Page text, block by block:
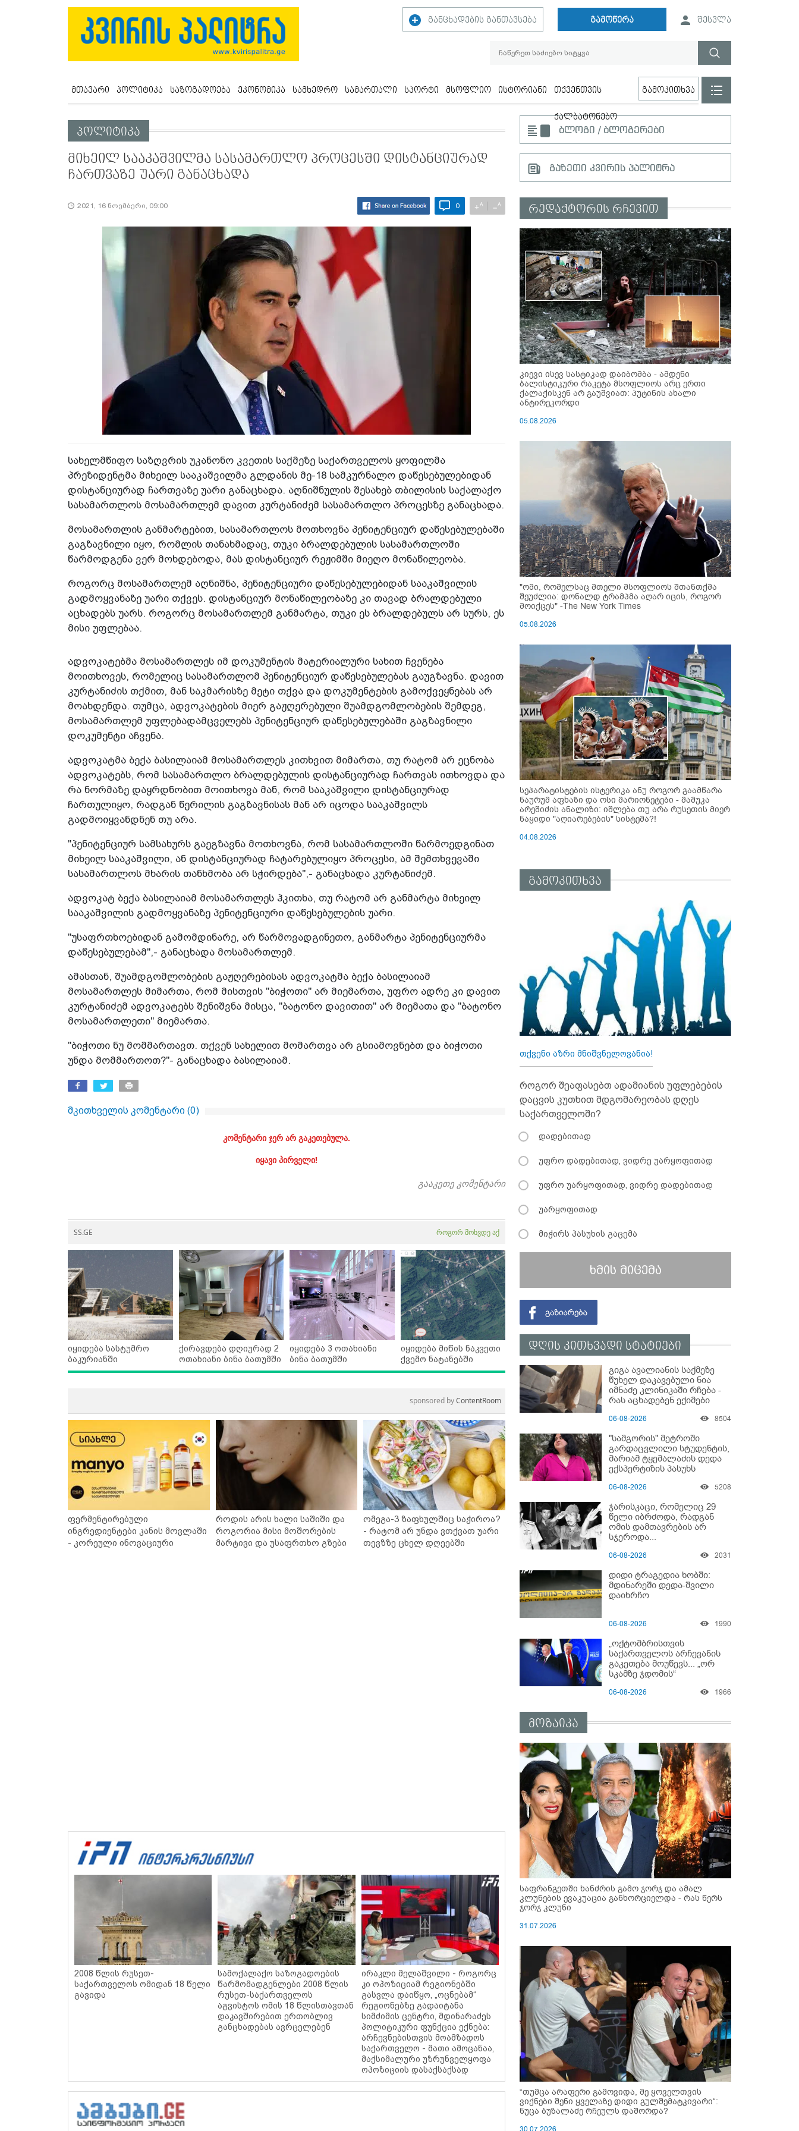
განცხადების განთავსება გამოწერა შესვლა
მთავარი პოლიტიკა საზოგადოება ეკონომიკა სამხედრო სამართალი სპორტი მსოფლიო ისტორიანი თქვენთვის
ქალბატონებო
გამოკითხვა
პოლიტიკა
მიხეილ სააკაშვილმა სასამართლო პროცესში დისტანციურად
ჩართვაზე უარი განაცხადა
2021, 16 ნოემბერი, 09:00 0 +A −A
სახელმწიფო საზღვრის უკანონო კვეთის საქმეზე საქართველოს ყოფილმა
პრეზიდენტმა მიხეილ სააკაშვილმა გლდანის მე-18 სამკურნალო დაწესებულებიდან
დისტანციურად ჩართვაზე უარი განაცხადა. აღნიშნულის შესახებ თბილისის საქალაქო
სასამართლოს მოსამართლემ დავით კურტანიძემ სასამართლო პროცესზე განაცხადა.
მოსამართლის განმარტებით, სასამართლოს მოთხოვნა პენიტენციურ დაწესებულებაში
გაგზავნილი იყო, რომლის თანახმადაც, თუკი ბრალდებულის სასამართლოში
წარმოდგენა ვერ მოხდებოდა, მას დისტანციურ რეჟიმში მიეღო მონაწილეობა.
როგორც მოსამართლემ აღნიშნა, პენიტენციური დაწესებულებიდან სააკაშვილის
გადმოყვანაზე უარი თქვეს. დისტანციურ მონაწილეობაზე კი თავად ბრალდებული
აცხადებს უარს. როგორც მოსამართლემ განმარტა, თუკი ეს ბრალდებულს არ სურს, ეს
მისი უფლებაა.
ადვოკატებმა მოსამართლეს იმ დოკუმენტის მატერიალური სახით ჩვენება
მოითხოვეს, რომელიც სასამართლომ პენიტენციურ დაწესებულებას გაუგზავნა. დავით
კურტანიძის თქმით, მან საკმარისზე მეტი თქვა და დოკუმენტების გამოქვეყნებას არ
მოახდენდა. თუმცა, ადვოკატების მიერ გაჟღერებული შუამდგომლობების შემდეგ,
მოსამართლემ უფლებადამცველებს პენიტენციურ დაწესებულებაში გაგზავნილი
დოკუმენტი აჩვენა.
ადვოკატმა ბექა ბასილაიამ მოსამართლეს კითხვით მიმართა, თუ რატომ არ ეცნობა
ადვოკატებს, რომ სასამართლო ბრალდებულის დისტანციურად ჩართვას ითხოვდა და
რა ნორმაზე დაყრდნობით მოითხოვა მან, რომ სააკაშვილი დისტანციურად
ჩართულიყო, რადგან წერილის გაგზავნისას მან არ იცოდა სააკაშვილს
გადმოიყვანდნენ თუ არა.
"პენიტენციურ სამსახურს გაეგზავნა მოთხოვნა, რომ სასამართლოში წარმოედგინათ
მიხეილ სააკაშვილი, ან დისტანციურად ჩატარებულიყო პროცესი, ამ შემთხვევაში
სასამართლოს მხარის თანხმობა არ სჭირდება",- განაცხადა კურტანიძემ.
ადვოკატ ბექა ბასილაიამ მოსამართლეს ჰკითხა, თუ რატომ არ განმარტა მიხეილ
სააკაშვილის გადმოყვანაზე პენიტენციური დაწესებულების უარი.
"უსაფრთხოებიდან გამომდინარე, არ წარმოვადგინეთო, განმარტა პენიტენციურმა
დაწესებულებამ",- განაცხადა მოსამართლემ.
ამასთან, შუამდგომლობების გაჟღერებისას ადვოკატმა ბექა ბასილაიამ
მოსამართლეს მიმართა, რომ მისთვის "ბიჭოთი" არ მიემართა, უფრო ადრე კი დავით
კურტანიძემ ადვოკატებს შენიშვნა მისცა, "ბატონო დავითით" არ მიემათა და "ბატონო
მოსამართლეთი" მიემართა.
"ბიჭოთი ნუ მომმართავთ. თქვენ სახელით მომართვა არ გსიამოვნებთ და ბიჭოთი
უნდა მომმართოთ?"- განაცხადა ბასილაიამ.
მკითხველის კომენტარი (0)
კომენტარი ჯერ არ გაკეთებულა.
იყავი პირველი!
გააკეთე კომენტარი
SS.GE როგორ მოხვდე აქ
იყიდება სასტუმრო
ბაკურიანში
ქირავდება დღიურად 2
ოთახიანი ბინა ბათუმში
იყიდება 3 ოთახიანი
ბინა ბათუმში
იყიდება მიწის ნაკვეთი
ქვემო ნატანებში
sponsored byContentRoom
ფერმენტირებული
ინგრედიენტები კანის მოვლაში
- კორეული ინოვაციური
როდის არის ხალი საშიში და
როგორია მისი მოშორების
მარტივი და უსაფრთხო გზები
ომეგა-3 ზაფხულშიც საჭიროა?
- რატომ არ უნდა ვთქვათ უარი
თევზზე ცხელ დღეებში
2008 წლის რუსეთ-
საქართველოს ომიდან 18 წელი
გავიდა
სამოქალაქო საზოგადოების
წარმომადგენლები 2008 წლის
რუსეთ-საქართველოს
აგვისტოს ომის 18 წლისთავთან
დაკავშირებით ერთობლივ
განცხადებას ავრცელებენ
ირაკლი მელაშვილი - როგორც
კი ოპოზიციამ რეგიონებში
გასვლა დაიწყო, „ოცნებამ“
რეგიონებზე გადაიტანა
სიმძიმის ცენტრი, მდინარაძეს
პოლიტიკური ფუნქცია ექნება:
არჩევნებისთვის მოამზადოს
საქართველო - მათი ამოცანაა,
მაქსიმალური უზრუნველყოფა
ოპოზიციის დასაქსაქსად
ბლოგი / ბლოგერები
გაზეთი კვირის პალიტრა
რედაქტორის რჩევით
კიევი ისევ სასტიკად დაიბომბა - ამდენი
ბალისტიკური რაკეტა მსოფლიოს არც ერთი
ქალაქისკენ არ გაუშვიათ: პუტინის ახალი
ანტირეკორდი
05.08.2026
"ომი, რომელსაც მთელი მსოფლიოს შთანთქმა
შეუძლია: დონალდ ტრამპმა აღარ იცის, როგორ
მოიქცეს" -The New York Times
05.08.2026
სეპარატისტების ისტერიკა ანუ როგორ გაამწარა
ნაურუმ აფხაზი და ოსი მარიონეტები - მამუკა
არეშიძის ანალიზი: იშლება თუ არა რუსეთის მიერ
ნაყიდი "აღიარებების" სისტემა?!
04.08.2026
გამოკითხვა
თქვენი აზრი მნიშვნელოვანია!
როგორ შეაფასებთ ადამიანის უფლებების
დაცვის კუთხით მდგომარეობას დღეს
საქართველოში?
დადებითად
უფრო დადებითად, ვიდრე უარყოფითად
უფრო უარყოფითად, ვიდრე დადებითად
უარყოფითად
მიჭირს პასუხის გაცემა
ხმის მიცემა
დღის კითხვადი სტატიები
გიგა ავალიანის საქმეზე
წუხელ დაკავებული ნია
იმნაძე კლინიკაში რჩება -
რას აცხადებენ ექიმები
06-08-2026 8504
"სამგორის" მეტროში
გარდაცვლილი სტუდენტის,
მარიამ ტყემალაძის დედა
ექსპერტიზის პასუხს
გოგონას გარდაცვალების
06-08-2026 5208
ჯარისკაცი, რომელიც 29
წელი იბრძოდა, რადგან
ომის დამთავრების არ
სჯეროდა...
06-08-2026 2031
დიდი ტრაგედია ხობში:
მდინარეში დედა-შვილი
დაიხრჩო
06-08-2026 1990
„ოქტომბრისთვის
საქართველოს არჩევანის
გაკეთება მოუწევს... „ორ
სკამზე ჯდომის“
დასრულდეს“ - მირიან
06-08-2026 1966
მოზაიკა
საფრანგეთში ხანძრის გამო ჯორჯ და ამალ
კლუნების ევაკუაცია განხორციელდა - რას წერს
ჯორჯ კლუნი
31.07.2026
“თუმცა არაფერი გამოვიდა, მე ყოველთვის
ვიქნები შენი ყველაზე დიდი გულშემატკივარი“:
ნუცა ბუზალაძე რჩეულს დაშორდა?
30.07.2026